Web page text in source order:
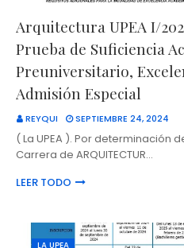
Arquitectura UPEA I/
Prueba de Suficiencia
Preuniversitario,
Admisión Especial
REYQUI SEPTIEMBRE 24, 2024
( La UPEA ). Por determinación
Carrera de ARQUITECTUR…
LEER TODO
LA UPEA